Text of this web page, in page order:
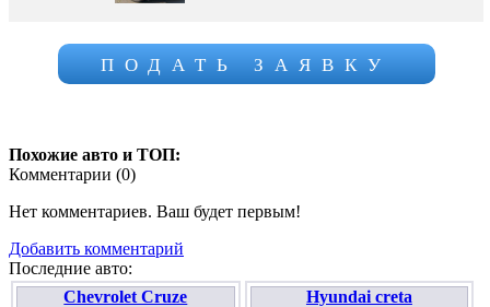
ПОДАТЬ ЗАЯВКУ
Похожие авто и ТОП:
Комментарии (0)
Нет комментариев. Ваш будет первым!
Добавить комментарий
Последние авто:
Chevrolet Cruze
Hyundai creta